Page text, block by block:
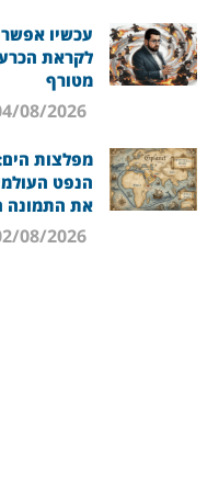
עכשיו
לקראת
מטורף
מפלצות
הנפט
את התמונה